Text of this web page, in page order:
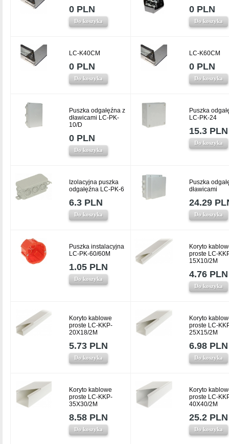
0 PLN
Do koszyka
0 PLN
Do koszyka
LC-K40CM
0 PLN
Do koszyka
LC-K60CM
0 PLN
Do koszyka
Puszka odgałęźna z
dławicami LC-PK-
10/D
0 PLN
Do koszyka
Puszka
LC-PK-24
15.3 PLN
Do koszyka
Izolacyjna puszka
odgałęźna LC-PK-6
6.3 PLN
Do koszyka
Puszka
dławicami
24.29
Do koszyka
Puszka instalacyjna
LC-PK-60/60M
1.05 PLN
Do koszyka
Koryto
proste LC-
15X10/2M
4.76 PLN
Do koszyka
Koryto kablowe
proste LC-KKP-
20X18/2M
5.73 PLN
Do koszyka
Koryto
proste LC-
25X15/2M
6.98 PLN
Do koszyka
Koryto kablowe
proste LC-KKP-
35X30/2M
8.58 PLN
Do koszyka
Koryto
proste LC-
40X40/2M
25.2 PLN
Do koszyka